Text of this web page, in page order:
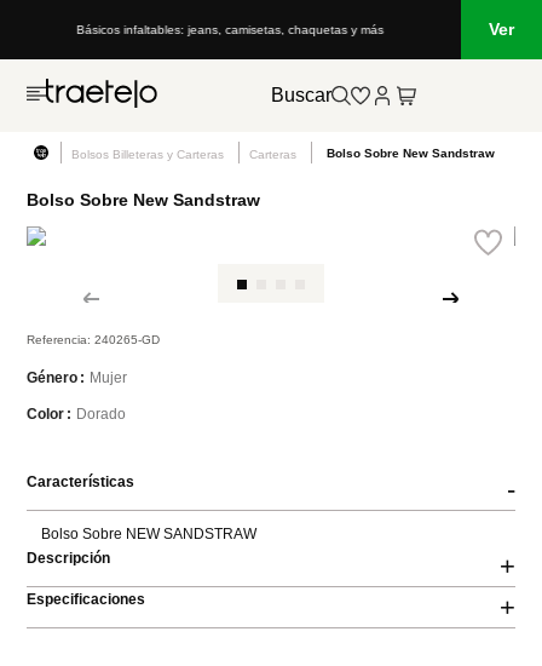
Básicos infaltables: jeans, camisetas, chaquetas y más Ver
Buscar
Bolsos Billeteras y Carteras Carteras Bolso Sobre New Sandstraw
Bolso Sobre New Sandstraw
Referencia:240265-GD
Género Mujer
Color Dorado
Características -
Bolso Sobre NEW SANDSTRAW
Descripción
+
Especificaciones +